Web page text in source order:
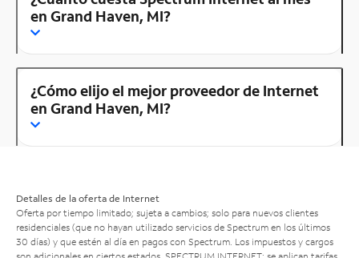
en Grand Haven, MI?
¿Cómo elijo el mejor proveedor de Internet
en Grand Haven, MI?
Detalles de la oferta de Internet
Oferta por tiempo limitado; sujeta a cambios; solo para nuevos clientes
residenciales (que no hayan utilizado servicios de Spectrum en los últimos
30 días) y que estén al día en pagos con Spectrum. Los impuestos y cargos